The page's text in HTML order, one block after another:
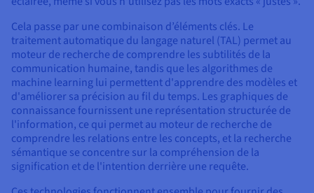
Cela passe par une combinaison d’éléments clés. Le
traitement automatique du langage naturel (TAL) permet au
moteur de recherche de comprendre les subtilités de la
communication humaine, tandis que les algorithmes de
machine learning lui permettent d'apprendre des modèles et
d'améliorer sa précision au fil du temps. Les graphiques de
connaissance fournissent une représentation structurée de
l'information, ce qui permet au moteur de recherche de
comprendre les relations entre les concepts, et la recherche
sémantique se concentre sur la compréhension de la
signification et de l'intention derrière une requête.